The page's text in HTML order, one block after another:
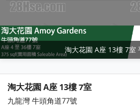
淘大花園 A座 13樓 7室
淘大花園 A座 13樓 7室
九龍灣 牛頭角道77號